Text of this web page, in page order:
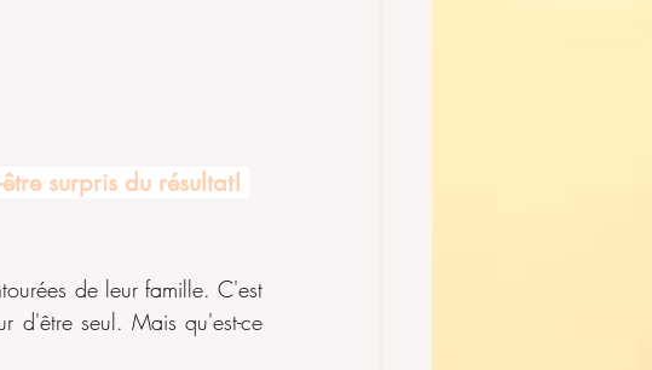
surpris du résultat!
de leur famille. C'est
d'être seul. Mais qu'est-ce